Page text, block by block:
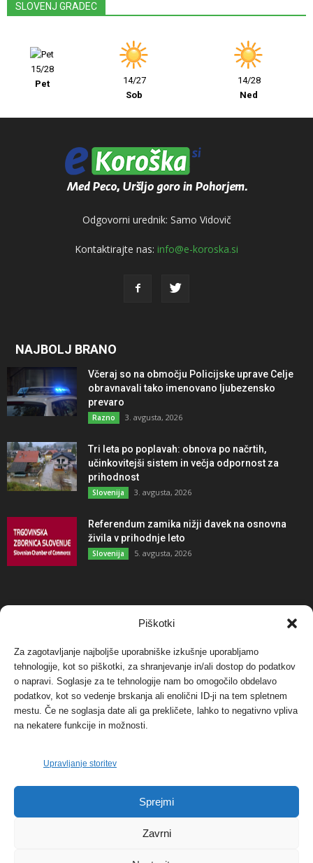
Piškotki
Za zagotavljanje najboljše uporabniške izkušnje uporabljamo
tehnologije, kot so piškotki, za shranjevanje in/ali dostop do podatkov
o napravi. Soglasje za te tehnologije nam bo omogočilo obdelavo
podatkov, kot so vedenje brskanja ali enolični ID-ji na tem spletnem
mestu. Če ne soglasja date ali ga prekličete, lahko to negativno vpliva
na nekatere funkcije in možnosti.
Upravljanje storitev
Sprejmi
Zavrni
SLOVENJ GRADEC
15/28
Pet
14/27
Sob
14/28
Ned
Odgovorni urednik: Samo Vidovič
Kontaktirajte nas: info@e-koroska.si
NAJBOLJ BRANO
Včeraj so na območju Policijske uprave Celje
obravnavali tako imenovano ljubezensko
prevaro
Razno 3. avgusta, 2026
Tri leta po poplavah: obnova po načrtih,
učinkovitejši sistem in večja odpornost za
prihodnost
Slovenija 3. avgusta, 2026
Referendum zamika nižji davek na osnovna
živila v prihodnje leto
Slovenija 5. avgusta, 2026
NAJBOLJ KOMENTIRANO
Protest proti vetrnim elektrarnam na Ojstrici, v
svetu pa vedno bolj...
Dogodki 12. maja, 2017
Tožilstvo v Celovcu v korist elektrarnam
Verbund
FOTO: Razstava cvetličarskega mojstra Andreja
Dogodki 27. novembra, 2017